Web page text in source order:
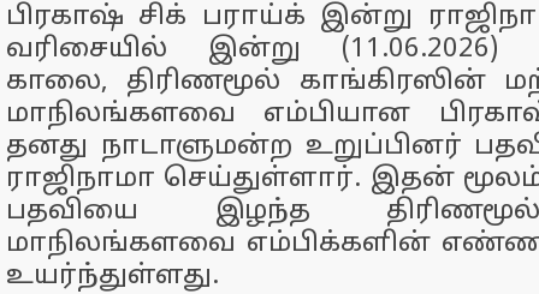
பிரகாஷ் சிக் பராய்க் இன்று
வரிசையில் இன்று (11.06.2026)
காலை, திரிணமூல் காங்கிரஸின்
மாநிலங்களவை எம்பியான
தனது நாடாளுமன்ற உறுப்பினர்
ராஜிநாமா செய்துள்ளார். இதன்
பதவியை இழந்த
மாநிலங்களவை எம்பிக்களின்
உயர்ந்துள்ளது.